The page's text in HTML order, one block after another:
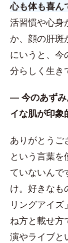
心も体も喜ん
活習慣や心身
か、顔の肝斑
にいうと、今
分らしく生き
― 今のあずみ
イな肌が印象
ありがとうご
という言葉を
ていないんで
け。好きなも
リングアイ
ね方と載せ方
演やライブと